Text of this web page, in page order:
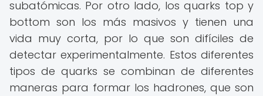
subatómicas. Por otro lado, los quarks top y
bottom son los más masivos y tienen una
vida muy corta, por lo que son difíciles de
detectar experimentalmente. Estos diferentes
tipos de quarks se combinan de diferentes
maneras para formar los hadrones, que son